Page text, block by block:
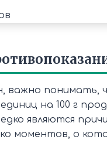
важно понимать,
на 100 г
являются
моментов, о